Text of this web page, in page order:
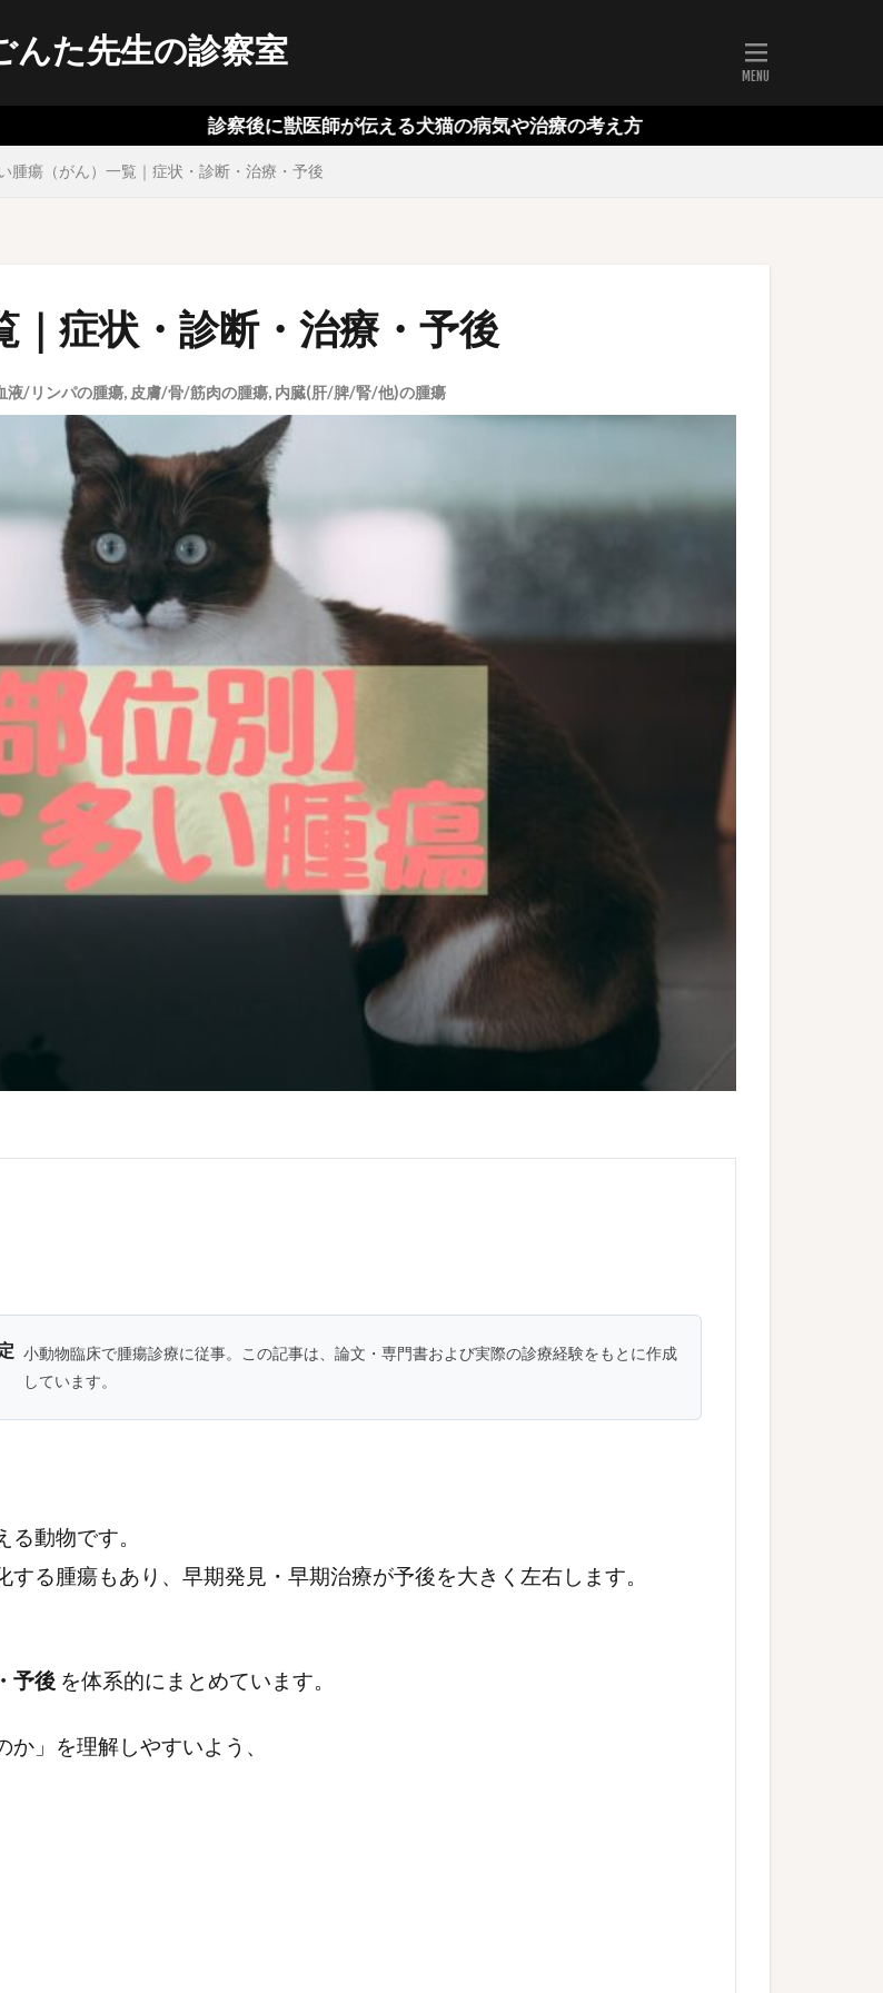
んた先生の診察室
診察後に獣医師が伝える犬猫の病気や治療の考え方
腫瘍（がん）一覧｜症状・診断・治療・予後
症状・診断・治療・予後
液/リンパの腫瘍, 皮膚/骨/筋肉の腫瘍, 内臓(肝/脾/腎/他)の腫瘍
小動物臨床で腫瘍診療に従事。この記事は、論文・専門書および実際の診療経験をもとに作成
しています。
動物です。
る腫瘍もあり、早期発見・早期治療が予後を大きく左右します。
予後 を体系的にまとめています。
」を理解しやすいよう、